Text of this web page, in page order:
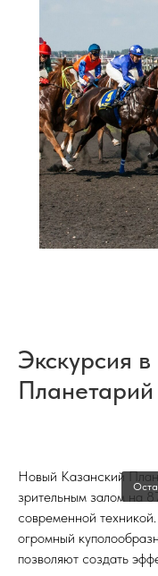
Экскурсия
Планетарий
Новый Казанский
зрительным залом на
современной
огромный
позволяют создать